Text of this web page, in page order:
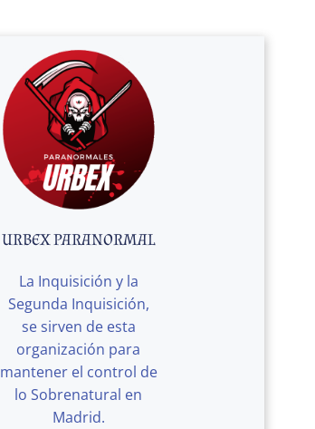
URBEX PARANORMAL
La Inquisición y la
Segunda Inquisición,
se sirven de esta
organización para
mantener el control de
lo Sobrenatural en
Madrid.